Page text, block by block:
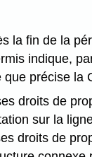
la fin de la
indique,
que précise la
droits de
sur la
droits de